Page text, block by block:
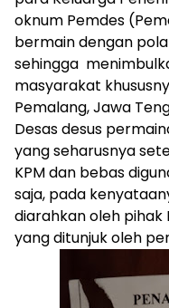
oknum Pemdes
bermain dengan
sehingga
masyarakat
Pemalang, Jawa
Desas desus
yang seharusnya
KPM dan bebas
saja, pada
diarahkan oleh pihak
yang ditunjuk oleh